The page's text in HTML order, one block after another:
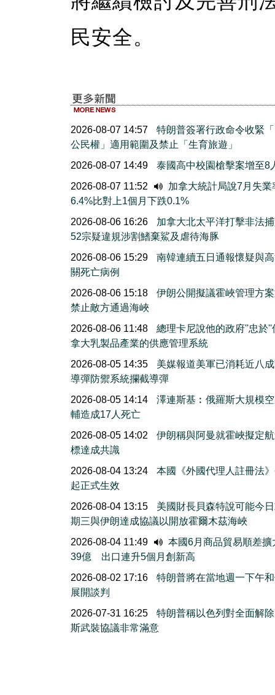
民安全。
2026-08-07 14:57
特朗普簽署行政命令收緊
公民權」適用範圍及禁止「生育旅遊」
2026-08-07 14:49
泰國高中校園槍擊案增至8
2026-08-07 11:52
加拿大統計局說7月失業
6.4%比對上1個月下跌0.1%
2026-08-06 16:26
加拿大北太平洋打擊非法
52宗疑違規涉割鰭棄鯊及虐待海豚
2026-08-06 15:29
南韓連續五日通報懷疑與
關死亡病例
2026-08-06 15:18
伊朗公開擬議霍峽管理方
禁止敵方通過海峽
2026-08-06 11:48
總理卡尼說他的政府''忠於''
拿大乳製品產業的供應管理系統
2026-08-05 14:35
美媒報道美軍已消耗近八
導彈防禦系統攔截導彈
2026-08-05 14:14
澤連斯基︰俄羅斯大規模
輔造成17人死亡
2026-08-05 14:02
伊朗稱與阿曼就霍峽擬定
標達成共識
2026-08-04 13:24
本國《外國代理人註冊法
起正式生效
2026-08-04 13:15
美國財長貝森特說可能今
期三與伊朗達成協議以開放霍爾木茲海峽
2026-08-04 11:49
本國6月商品貿易順差擴
39億 出口連升5個月創新高
2026-08-02 17:16
特朗普將在當地週一下午
展開談判
2026-07-31 16:25
特朗普稱以色列對全面解
斯武裝協議非常滿意